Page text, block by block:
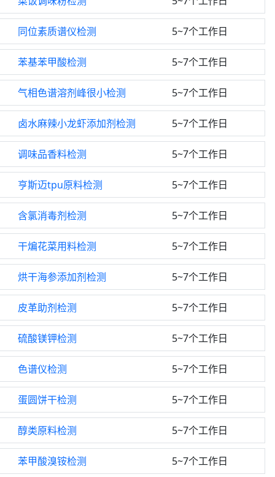
同位素质谱仪检测 5~7个工作日
苯基苯甲酸检测 5~7个工作日
气相色谱溶剂峰很小检测 5~7个工作日
卤水麻辣小龙虾添加剂检测 5~7个工作日
调味品香料检测 5~7个工作日
亨斯迈tpu原料检测 5~7个工作日
含氯消毒剂检测 5~7个工作日
干煸花菜用料检测 5~7个工作日
烘干海参添加剂检测 5~7个工作日
皮革助剂检测 5~7个工作日
硫酸镁钾检测 5~7个工作日
色谱仪检测 5~7个工作日
蛋圆饼干检测 5~7个工作日
醇类原料检测 5~7个工作日
苯甲酸溴铵检测 5~7个工作日